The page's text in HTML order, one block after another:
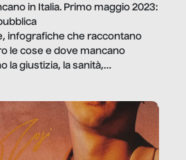
in Italia. Primo maggio 2023:
infografiche che raccontano
le cose e dove mancano
la giustizia, la sanità,